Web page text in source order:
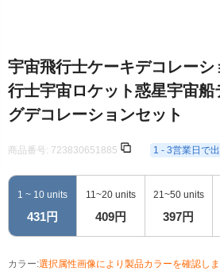
宇宙飛行士ケーキデコレー
行士宇宙ロケット惑星宇宙船
グデコレーションセット
商品番号: 723830651885 1 - 3営業日で
1 ~ 10 units
431円
11~20 units
409円
21~50 units
397円
カラー:選択属性画像により製品カラーを確認し